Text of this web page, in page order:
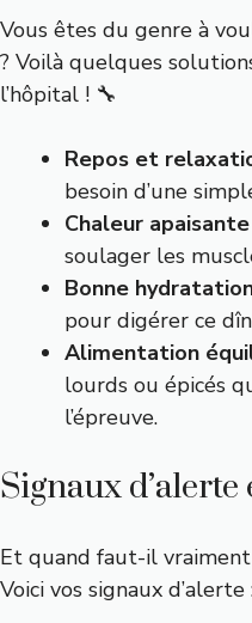
Vous êtes du genre à
? Voilà quelques
l’hôpital ! 🔧
Repos et
besoin d’une
Chaleur apaisante
soulager les
Bonne
pour digérer ce
Alimentation
lourds ou épicés
l’épreuve.
Signaux
Et quand faut-il
Voici vos signaux d’alerte